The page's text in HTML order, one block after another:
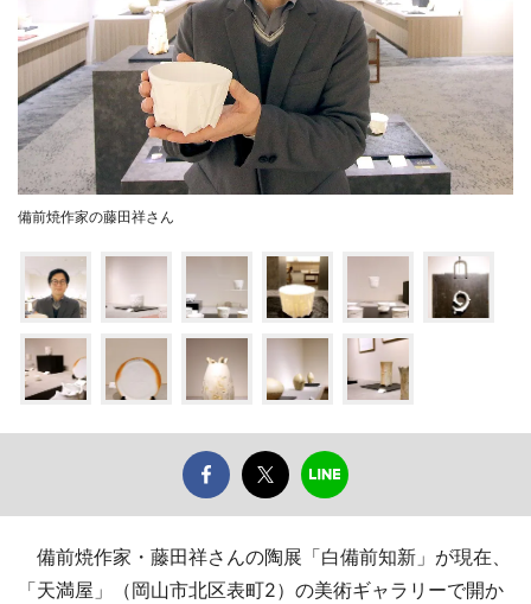
備前焼作家の藤田祥さん
備前焼作家・藤田祥さんの陶展「白備前知新」が現在、
「天満屋」（岡山市北区表町2）の美術ギャラリーで開か